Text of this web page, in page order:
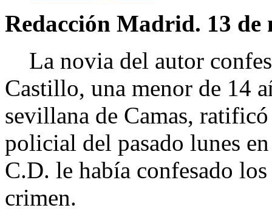
Redacción Madrid. 13 de
La novia del autor
Castillo, una menor de 14
sevillana de Camas,
policial del pasado lunes
C.D. le había confesado
crimen.